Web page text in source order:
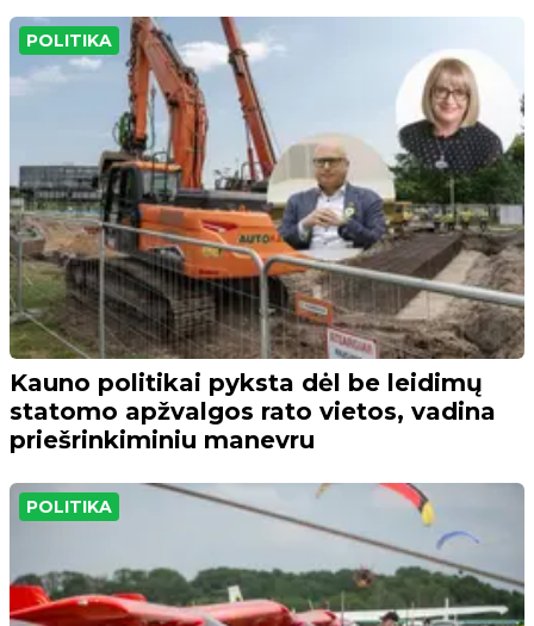
POLITIKA
Kauno politikai pyksta dėl be leidimų
statomo apžvalgos rato vietos, vadina
priešrinkiminiu manevru
POLITIKA